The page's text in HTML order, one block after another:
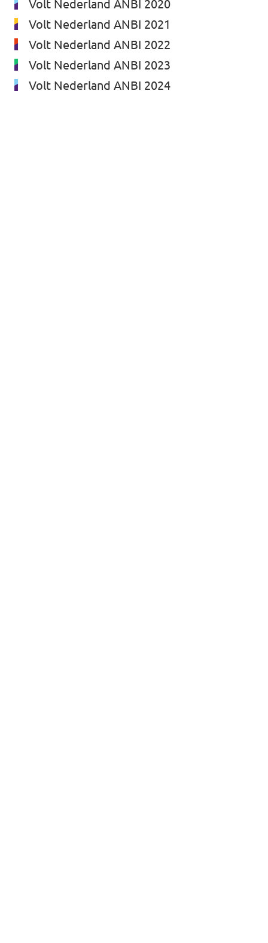
Volt Nederland ANBI 2020
Volt Nederland ANBI 2021
Volt Nederland ANBI 2022
Volt Nederland ANBI 2023
Volt Nederland ANBI 2024